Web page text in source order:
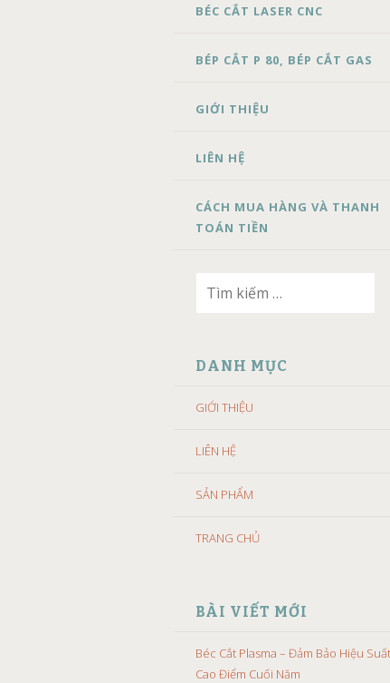
BÉC CẮT LASER CNC
BÉP CẮT P 80, BÉP CẮT GAS
GIỚI THIỆU
LIÊN HỆ
CÁCH MUA HÀNG VÀ THANH
TOÁN TIỀN
DANH MỤC
GIỚI THIỆU
LIÊN HỆ
SẢN PHẨM
TRANG CHỦ
BÀI VIẾT MỚI
Béc Cắt Plasma – Đảm Bảo Hiệu Suất
Cao Điểm Cuối Năm